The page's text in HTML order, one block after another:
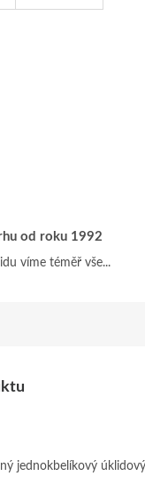
od roku 1992
víme téměř vše...
jednokbelíkový